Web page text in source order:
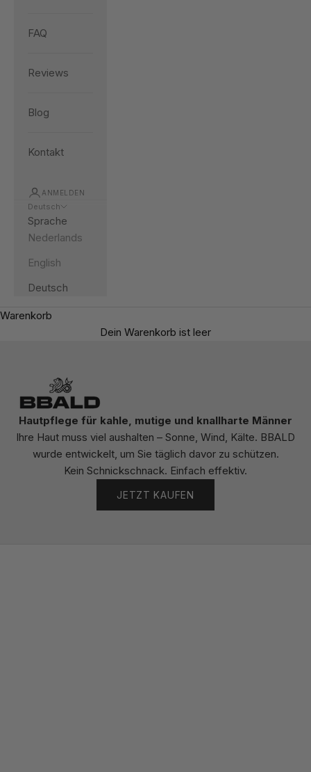
FAQ
Reviews
Blog
Kontakt
ANMELDEN
Deutsch
Sprache
Nederlands
English
Deutsch
Warenkorb
Dein Warenkorb ist leer
Hautpflege für kahle, mutige und knallharte Männer
Ihre Haut muss viel aushalten – Sonne, Wind, Kälte. BBALD
wurde entwickelt, um Sie täglich davor zu schützen.
Kein Schnickschnack. Einfach effektiv.
JETZT KAUFEN